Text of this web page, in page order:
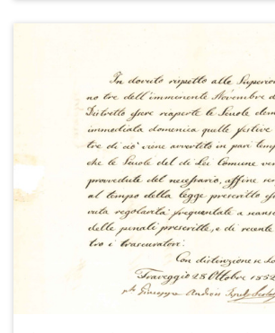
stata assunta una maestra
pagata soli 20 fiorini [annui].
salario di soli f 40 pella
Cavedine è evidentemente
meschino”.
“Così pure sarà riparato alla
muraglia rimarcata nel locale
a Brusino e saranno ridotti ad
scuola i locali di Vigo togliendo
l’intollerabile abuso della
cesso pei fanciulli e pelle